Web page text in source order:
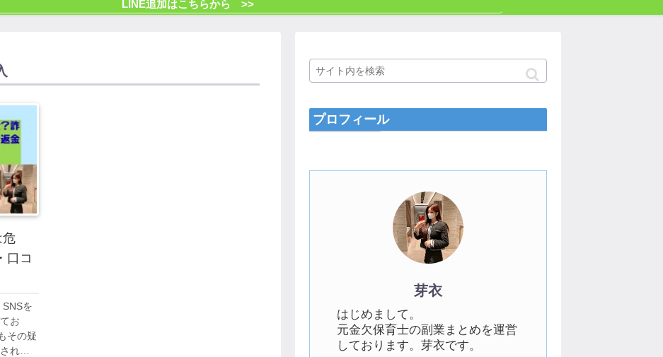
LINE追加はこちらから >>
危
口コ
を
お
その疑
れて
プロフィール
芽衣
はじめまして。
元金欠保育士の副業まとめを運営
しております。芽衣です。